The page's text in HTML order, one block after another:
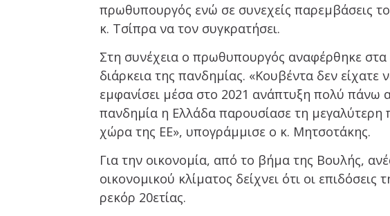
πρωθυπουργός ενώ σε συνεχείς παρεμβάσεις
κ. Τσίπρα να τον συγκρατήσει.
Στη συνέχεια ο πρωθυπουργός αναφέρθηκε στα
διάρκεια της πανδημίας. «Κουβέντα δεν είχατε
εμφανίσει μέσα στο 2021 ανάπτυξη πολύ πάνω
πανδημία η Ελλάδα παρουσίασε τη
χώρα της ΕΕ», υπογράμμισε ο κ. Μητσοτάκης.
Για την οικονομία, από το βήμα της Βουλής,
οικονομικού κλίματος δείχνει ότι οι
ρεκόρ 20ετίας.